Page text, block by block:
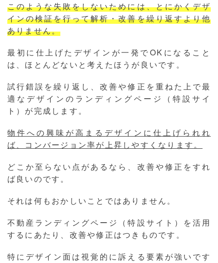
このような失敗をしないためには、とにかくデザ
インの検証を行って解析・改善を繰り返すより他
ありません。
最初に仕上げたデザインが一発でOKになること
は、ほとんどないと考えたほうが良いです。
試行錯誤を繰り返し、改善や修正を重ねた上で最
適なデザインのランディングページ（特設サイ
ト）が完成します。
物件への興味が高まるデザインに仕上げられれ
ば、コンバージョン率が上昇しやすくなります。
どこか至らない点があるなら、改善や修正をすれ
ば良いのです。
それは何もおかしいことではありません。
不動産ランディングページ（特設サイト）を活用
するにあたり、改善や修正はつきものです。
特にデザイン面は視覚的に訴える要素が強いです